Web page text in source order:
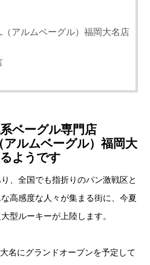
アルムベーグル）福岡大名店
ベーグル専門店
アルムベーグル）福岡大
ようです
、全国でも指折りのパン激戦区と
高感度な人々が集まる街に、今夏
型ルーキーが上陸します。
名にグランドオープンを予定して